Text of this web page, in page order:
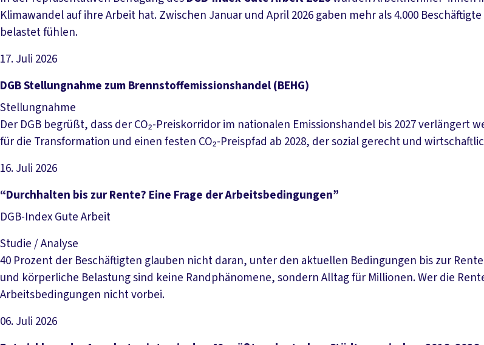
Klimawandel auf ihre Arbeit hat. Zwischen Januar und April 2026 gaben mehr als 4.000
belastet fühlen.
17. Juli 2026
Datei herunterladen
DGB Stellungnahme zum Brennstoffemissionshandel (BEHG)
Stellungnahme
Der DGB begrüßt, dass der CO₂-Preiskorridor im nationalen Emissionshandel bis 2027
für die Transformation und einen festen CO₂-Preispfad ab 2028, der sozial gerecht und
16. Juli 2026
Datei herunterladen
“Durchhalten bis zur Rente? Eine Frage der Arbeitsbedingungen”
DGB-Index Gute Arbeit
Studie / Analyse
40 Prozent der Beschäftigten glauben nicht daran, unter den aktuellen Bedingungen bis zur
und körperliche Belastung sind keine Randphänomene, sondern Alltag für Millionen. Wer die
Arbeitsbedingungen nicht vorbei.
06. Juli 2026